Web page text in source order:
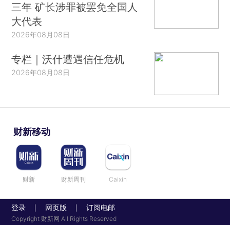
三年 矿长涉罪被罢免全国人
大代表
2026年08月08日
专栏｜沃什遭遇信任危机
2026年08月08日
财新移动
财新 财新周刊 Caixin
登录 网页版 订阅电邮
Copyright 财新网 All Rights Reserved